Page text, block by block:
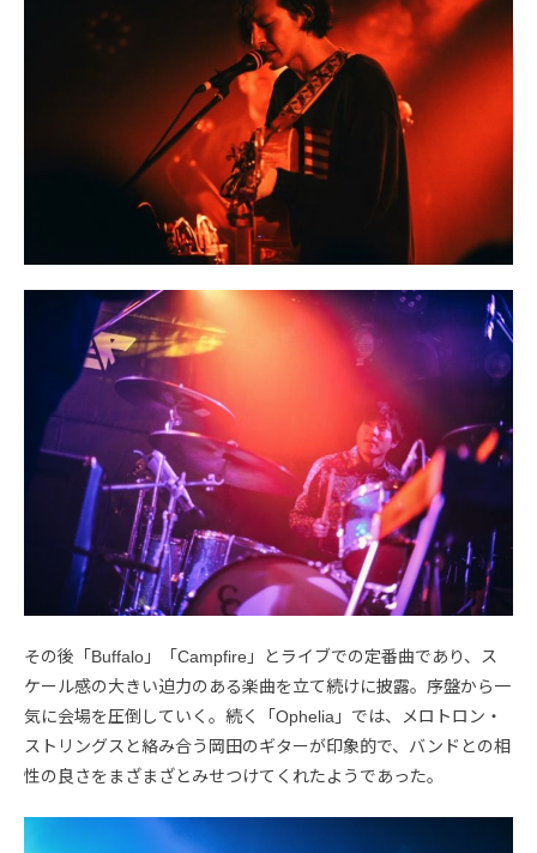
その後「Buffalo」「Campfire」とライブでの定番曲であり、ス
ケール感の大きい迫力のある楽曲を立て続けに披露。序盤から一
気に会場を圧倒していく。続く「Ophelia」では、メロトロン・
ストリングスと絡み合う岡田のギターが印象的で、バンドとの相
性の良さをまざまざとみせつけてくれたようであった。